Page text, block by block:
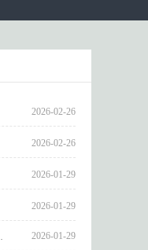
2026-02-26
2026-02-26
2026-01-29
2026-01-29
2026-01-29